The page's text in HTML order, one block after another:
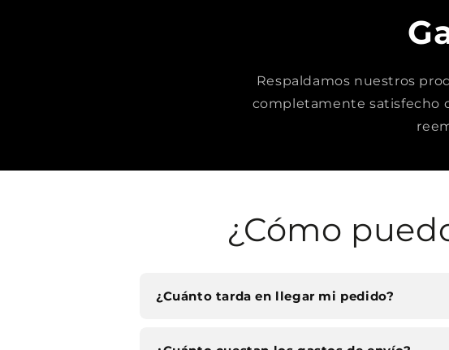
Respaldamos nuestros
completamente satisfecho
¿Cómo
¿Cuánto tarda en llegar mi pedido?